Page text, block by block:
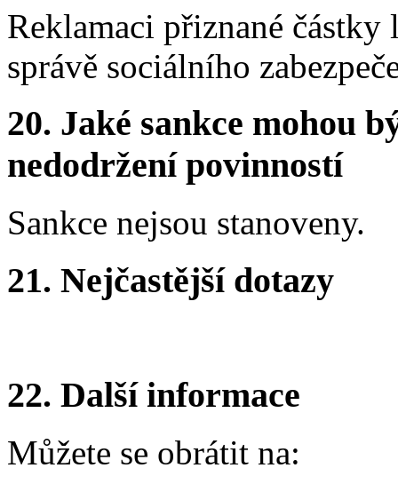
Reklamaci přiznané částky
správě sociálního
20. Jaké sankce mohou
nedodržení povinností
Sankce nejsou stanoveny.
21. Nejčastější dotazy
22. Další informace
Můžete se obrátit na: